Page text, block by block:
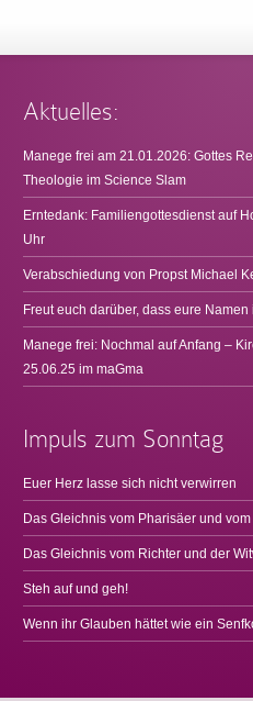
Aktuelles:
Manege frei am 21.01.2026: Gottes
Theologie im Science Slam
Erntedank: Familiengottesdienst auf
Uhr
Verabschiedung von Propst Michael
Freut euch darüber, dass eure
Manege frei: Nochmal auf Anfang –
25.06.25 im maGma
Impuls zum Sonntag
Euer Herz lasse sich nicht verwirren
Das Gleichnis vom Pharisäer und
Das Gleichnis vom Richter und der
Steh auf und geh!
Wenn ihr Glauben hättet wie ein